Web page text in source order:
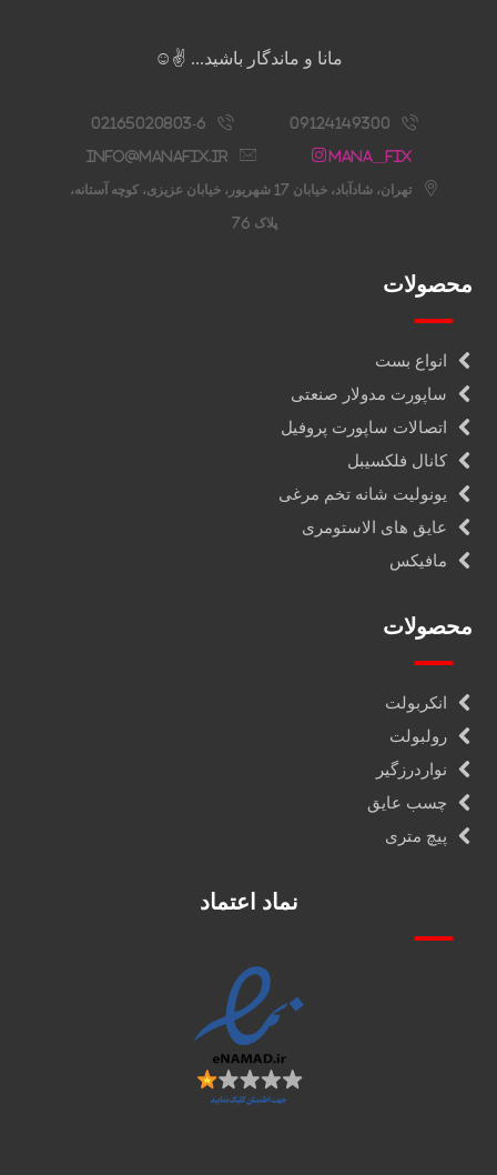
مانا و ماندگار باشید... ✌️☺️
09124149300
02165020803-6
Mana__fix
info@manafix.ir
تهران، شادآباد، خیابان 17 شهریور، خیابان عزیزی، کوچه آستانه،
پلاک 76
محصولات
انواع بست
ساپورت مدولار صنعتی
اتصالات ساپورت پروفیل
کانال فلکسیبل
یونولیت شانه تخم مرغی
عایق های الاستومری
مافیکس
محصولات
انکربولت
رولبولت
نواردرزگیر
چسب عایق
پیچ متری
نماد اعتماد